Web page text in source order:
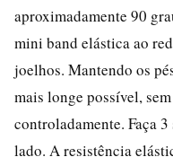
aproximadamente 90
mini band elástica ao
joelhos. Mantendo os
mais longe possível,
controladamente. Faça
lado. A resistência